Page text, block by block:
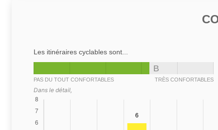
Les itinéraires cyclables sont...
B
PAS DU TOUT CONFORTABLES TRÈS CONFORTABLES
Dans le détail,